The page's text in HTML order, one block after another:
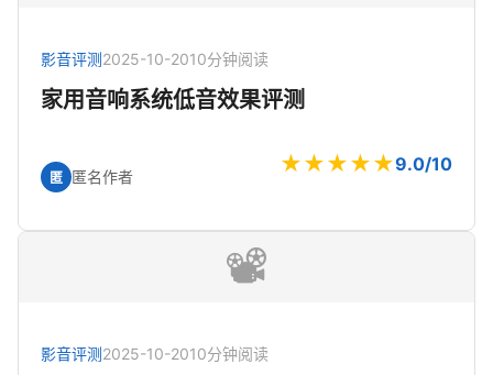
影音评测2025-10-2010分钟阅读
家用音响系统低音效果评测
匿 匿名作者 ★★★★★9.0/10
📽️
影音评测2025-10-2010分钟阅读